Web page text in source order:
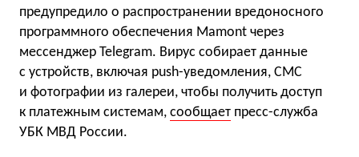
предупредило о распространении вредоносного
программного обеспечения Mamont через
мессенджер Telegram. Вирус собирает данные
с устройств, включая push-уведомления, СМС
и фотографии из галереи, чтобы получить доступ
к платежным системам, сообщает пресс-служба
УБК МВД России.